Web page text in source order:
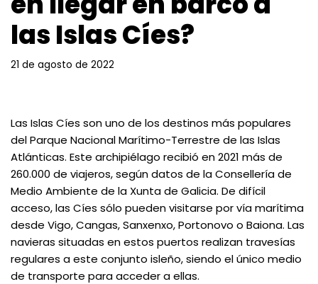
las Islas Cíes?
21 de agosto de 2022
Las Islas Cíes son uno de los destinos más populares
del Parque Nacional Marítimo-Terrestre de las Islas
Atlánticas. Este archipiélago recibió en 2021 más de
260.000 de viajeros, según datos de la Consellería de
Medio Ambiente de la Xunta de Galicia. De difícil
acceso, las Cíes sólo pueden visitarse por vía marítima
desde Vigo, Cangas, Sanxenxo, Portonovo o Baiona. Las
navieras situadas en estos puertos realizan travesías
regulares a este conjunto isleño, siendo el único medio
de transporte para acceder a ellas.